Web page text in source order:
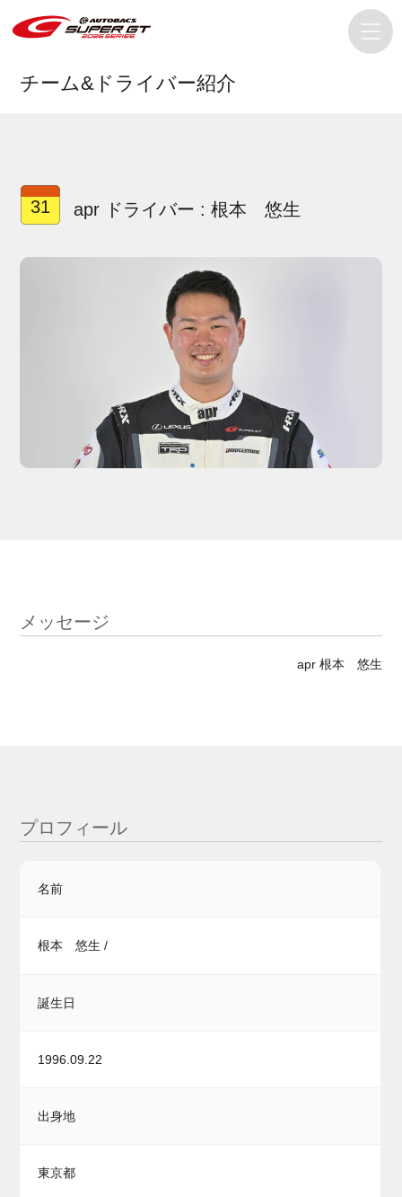
チーム&ドライバー紹介
31 apr ドライバー : 根本 悠生
メッセージ
apr 根本 悠生
プロフィール
名前
根本 悠生 /
誕生日
1996.09.22
出身地
東京都